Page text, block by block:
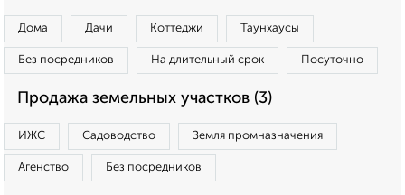
Дома Дачи Коттеджи Таунхаусы
Без посредников На длительный срок Посуточно
Продажа земельных участков (3)
ИЖС Садоводство Земля промназначения
Агенство Без посредников